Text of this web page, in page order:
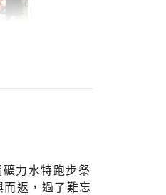
力水特跑步祭
返，過了難忘